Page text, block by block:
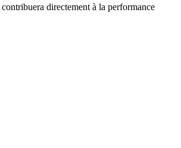
directement à la performance